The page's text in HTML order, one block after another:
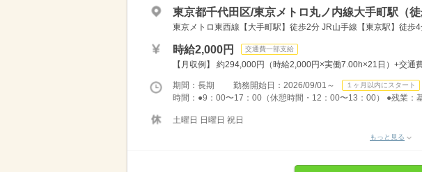
東京都千代田区/東京メトロ丸ノ内線大手町駅（徒
東京メトロ東西線【大手町駅】徒歩2分 JR山手線【東京駅】徒歩
時給2,000円 交通費一部支給
【月収例】 約294,000円（時給2,000円×実働7.00h×21日）+交
期間：長期 勤務開始日：2026/09/01～ １ヶ月以内にスタート
時間：●9：00〜17：00（休憩時間・12：00〜13：00） ●残業：
土曜日 日曜日 祝日
もっと見る